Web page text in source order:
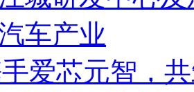
车产业
爱芯元智，